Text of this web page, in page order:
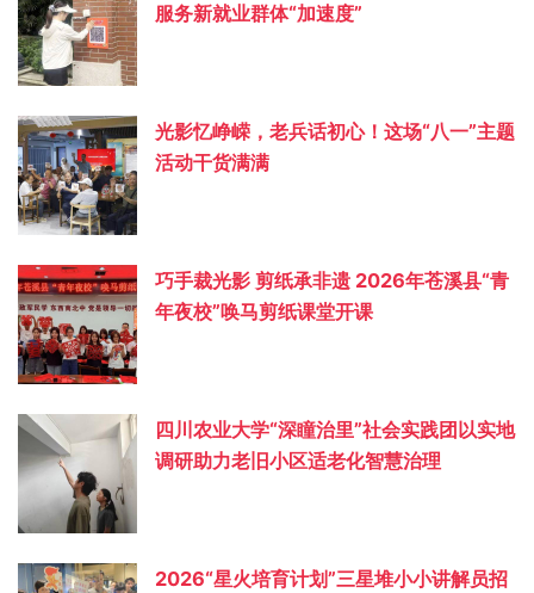
服务新就业群体“加速度”
光影忆峥嵘，老兵话初心！这场“八一”主题
活动干货满满
巧手裁光影 剪纸承非遗 2026年苍溪县“青
年夜校”唤马剪纸课堂开课
四川农业大学“深瞳治里”社会实践团以实地
调研助力老旧小区适老化智慧治理
2026“星火培育计划”三星堆小小讲解员招